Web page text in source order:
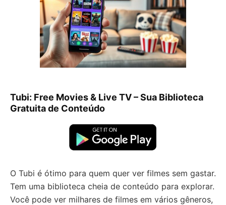
Tubi: Free Movies & Live TV – Sua Biblioteca
Gratuita de Conteúdo
O Tubi é ótimo para quem quer ver filmes sem gastar.
Tem uma biblioteca cheia de conteúdo para explorar.
Você pode ver milhares de filmes em vários gêneros,